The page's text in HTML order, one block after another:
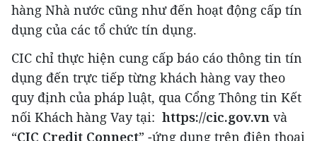
hàng Nhà nước cũng như đến hoạt động cấp tín
dụng của các tổ chức tín dụng.
CIC chỉ thực hiện cung cấp báo cáo thông tin tín
dụng đến trực tiếp từng khách hàng vay theo
quy định của pháp luật, qua Cổng Thông tin Kết
nối Khách hàng Vay tại: https://cic.gov.vn và
“CIC Credit Connect” -ứng dụng trên điện thoại